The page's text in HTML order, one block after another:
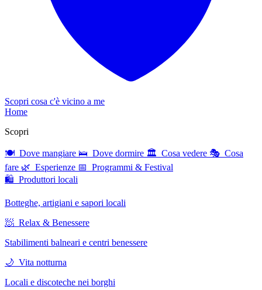
Scopri cosa c'è vicino a me
Home
Scopri
🍽 Dove mangiare 🛌 Dove dormire 🏛 Cosa vedere 🎭 Cosa
fare 🌿 Esperienze 📅 Programmi & Festival
🛍 Produttori locali
Botteghe, artigiani e sapori locali
🧖 Relax & Benessere
Stabilimenti balneari e centri benessere
🌙 Vita notturna
Locali e discoteche nei borghi